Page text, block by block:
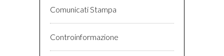
Comunicati Stampa
Controinformazione